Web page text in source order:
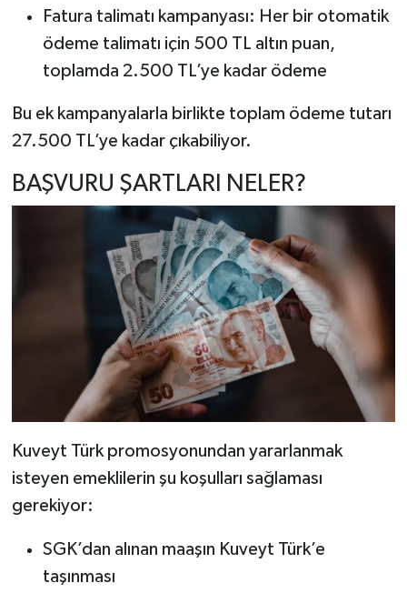
Fatura talimatı kampanyası: Her bir otomatik
ödeme talimatı için 500 TL altın puan,
toplamda 2.500 TL’ye kadar ödeme
Bu ek kampanyalarla birlikte toplam ödeme tutarı
27.500 TL’ye kadar çıkabiliyor.
BAŞVURU ŞARTLARI NELER?
Kuveyt Türk promosyonundan yararlanmak
isteyen emeklilerin şu koşulları sağlaması
gerekiyor:
SGK’dan alınan maaşın Kuveyt Türk’e
taşınması